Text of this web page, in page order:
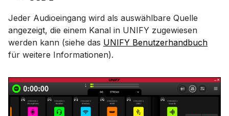
Jeder Audioeingang wird als auswählbare Quelle
angezeigt, die einem Kanal in UNIFY zugewiesen
werden kann (siehe das UNIFY Benutzerhandbuch
für weitere Informationen).